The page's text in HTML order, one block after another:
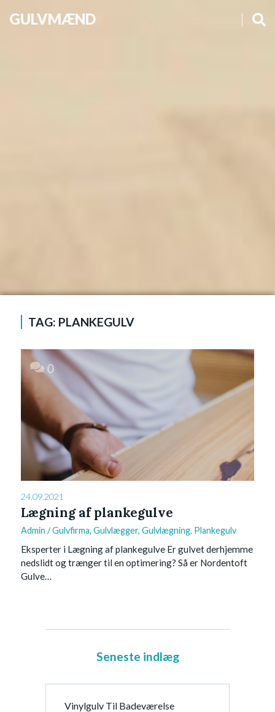
GULVMÆND
TAG: PLANKEGULV
0
24.09.2021
Lægning af plankegulve
Admin /Gulvfirma, Gulvlægger, Gulvlægning, Plankegulv
Eksperter i Lægning af plankegulve Er gulvet derhjemme
nedslidt og trænger til en optimering? Så er Nordentoft
Gulve…
Seneste indlæg
Vinylgulv Til Badeværelse